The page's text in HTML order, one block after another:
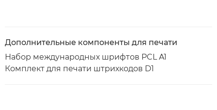
Дополнительные компоненты для печати
Набор международных шрифтов PCL A1
Комплект для печати штрихкодов D1